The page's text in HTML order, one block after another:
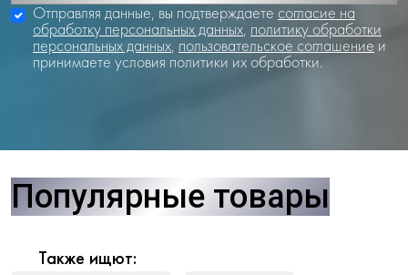
Отправляя данные, вы подтверждаете согласие на
обработку персональных данных, политику обработки
персональных данных, пользовательское соглашение и
принимаете условия политики их обработки.
Популярные товары
Также ищют: